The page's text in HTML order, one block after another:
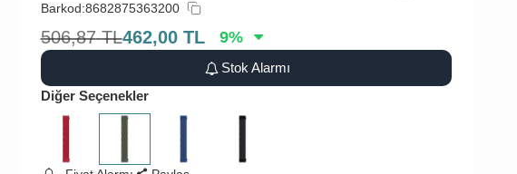
Barkod:8682875363200
506,87 TL462,00 TL 9%
Stok Alarmı
Diğer Seçenekler